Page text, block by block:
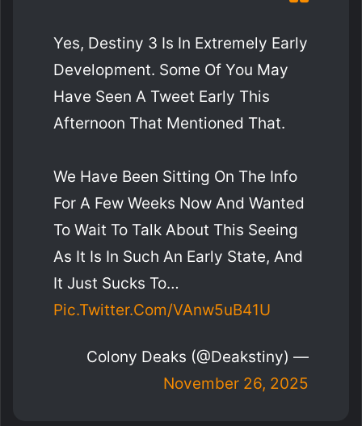
Yes, Destiny 3 Is In Extremely Early
Development. Some Of You May
Have Seen A Tweet Early This
Afternoon That Mentioned That.
We Have Been Sitting On The Info
For A Few Weeks Now And Wanted
To Wait To Talk About This Seeing
As It Is In Such An Early State, And
It Just Sucks To…
Pic.twitter.com/VAnw5uB41U
— Colony Deaks (@Deakstiny)
November 26, 2025